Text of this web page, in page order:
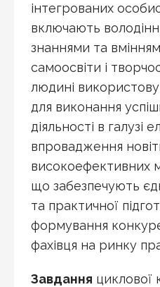
інтегрованих
включають
знаннями та
самоосвіти і
людині
для виконання
діяльності в галузі
впровадження
високоефективних
що забезпечують
та практичної
формування
фахівця на ринку
Завдання циклової